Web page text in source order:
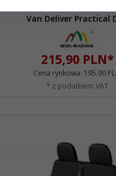
Pokrowce do samochodów
Van Deliver Practical
215,90 PLN*
Cena rynkowa: 195.90
* z podatkiem VAT